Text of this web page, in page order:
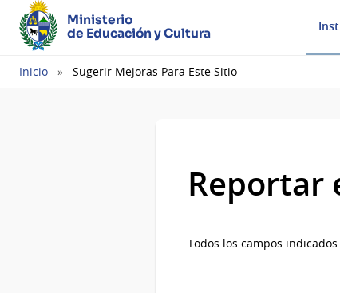
Ministerio
de Educación y Cultura
Ruta
Inicio Sugerir Mejoras Para Este Sitio
Reportar
Todos los campos